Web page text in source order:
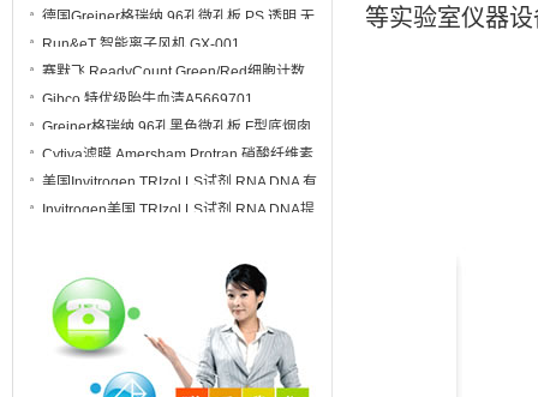
等实验室仪器
剂盒89874
德国Greiner格瑞纳 96孔微孔板 PS 透明 无
菌 100个/箱 650161
Run&eT 智能离子风机 GX-001
赛默飞 ReadyCount Green/Red细胞计数
仪用 活力染色剂A49905
Gibco 特优级胎牛血清A5669701
A5669401 A5669402
Greiner格瑞纳 96孔黑色微孔板 F型底烟囱
形 非灭菌 无盖 表面无处理655209
Cytiva滤膜 Amersham Protran 硝酸纤维素
蛋0.2NC白质印迹膜10600001
美国Invitrogen TRIzol LS试剂 RNA DNA 有
机提取 10296028CN
Invitrogen美国 TRIzol LS试剂 RNA DNA提